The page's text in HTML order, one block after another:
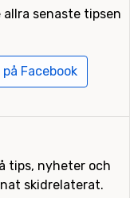
allra senaste tipsen
Facebook
tips, nyheter och
skidrelaterat.